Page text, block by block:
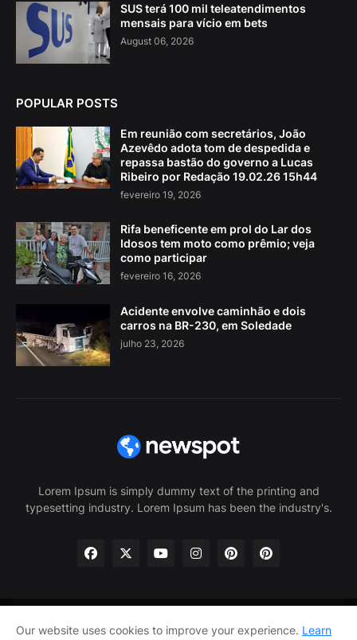
SUS terá 100 mil teleatendimentos
mensais para vício em bets
August 06, 2026
POPULAR POSTS
Em reunião com secretários, João
Azevêdo adota tom de despedida e
repassa bastão do governo a Lucas
Ribeiro por Redação 19.02.26 15h44
fevereiro 19, 2026
Rifa beneficente em prol do Lar dos
Idosos tem moto como prêmio; veja
como participar
fevereiro 16, 2026
Acidente envolve caminhão e dois
carros na BR-230, em Soledade
julho 23, 2026
Lorem Ipsum is simply dummy text of the printing and
typesetting industry. Lorem Ipsum has been the industry's.
Home About Us Privacy Policy Contact Us
Our website uses cookies to improve your experience. Learn